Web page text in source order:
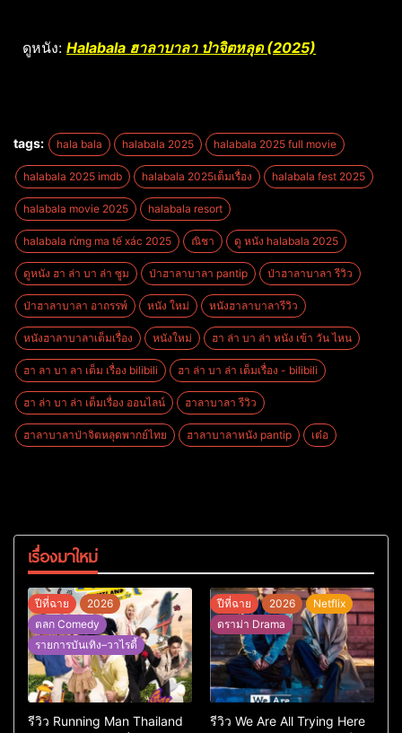
ดูหนัง: Halabala ฮาลาบาลา ป่าจิตหลุด (2025)
tags: hala bala halabala 2025 halabala 2025 full movie
halabala 2025 imdb halabala 2025เต็มเรื่อง halabala fest 2025
halabala movie 2025 halabala resort
halabala rừng ma tế xác 2025 ณิชา ดู หนัง halabala 2025
ดูหนัง ฮา ล่า บา ล่า ซูม ป่าฮาลาบาลา pantip ป่าฮาลาบาลา รีวิว
ป่าฮาลาบาลา อาถรรพ์ หนัง ใหม่ หนังฮาลาบาลารีวิว
หนังฮาลาบาลาเต็มเรื่อง หนังใหม่ ฮา ล่า บา ล่า หนัง เข้า วัน ไหน
ฮา ลา บา ลา เต็ม เรื่อง bilibili ฮา ล่า บา ล่า เต็มเรื่อง - bilibili
ฮา ล่า บา ล่า เต็มเรื่อง ออนไลน์ ฮาลาบาลา รีวิว
ฮาลาบาลาป่าจิตหลุดพากย์ไทย ฮาลาบาลาหนัง pantip เต๋อ
เรื่องมาใหม่
ปีที่ฉาย
2026
ตลก Comedy
รายการบันเทิง–วาไรตี้
รีวิว Running Man Thailand
ปีที่ฉาย 2026
Netflix
ดราม่า Drama
รีวิว We Are All Trying Here